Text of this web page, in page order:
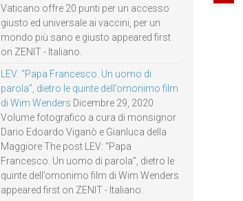
Vaticano offre 20 punti per un accesso
giusto ed universale ai vaccini, per un
mondo più sano e giusto appeared first
on ZENIT - Italiano.
LEV: “Papa Francesco. Un uomo di
parola”, dietro le quinte dell’omonimo film
di Wim Wenders Dicembre 29, 2020
Volume fotografico a cura di monsignor
Dario Edoardo Viganò e Gianluca della
Maggiore The post LEV: “Papa
Francesco. Un uomo di parola”, dietro le
quinte dell’omonimo film di Wim Wenders
appeared first on ZENIT - Italiano.